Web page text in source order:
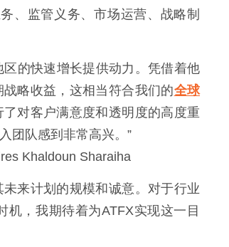
、监管义务、市场运营、战略制
的快速增长提供动力。凭借着他
略收益，这相当符合我们的全球
对客户满意度和透明度的高度重
团队感到非常高兴。”
来计划的规模和诚意。对于行业
，我期待着为ATFX实现这一目